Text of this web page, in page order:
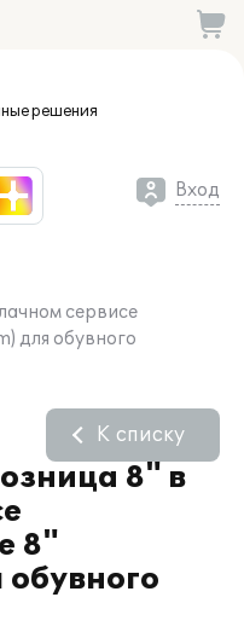
решения
Вход
сервисе
для обувного
8" в
8"
К списку